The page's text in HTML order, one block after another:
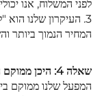
לפני המשלוח, אנו
3. העיקרון שלנו
המחיר הנמוך ביותר
שאלה 4: היכן ממוקם המפעל שלכם? האם ניתן לבקר במפעל?
המפעל שלנו ממוקם